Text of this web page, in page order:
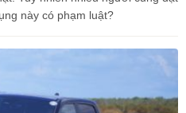
này có phạm luật?